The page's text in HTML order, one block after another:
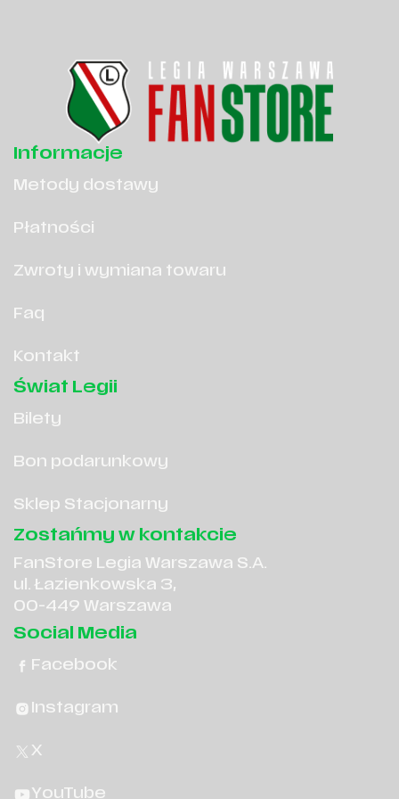
Informacje
Metody dostawy
Płatności
Zwroty i wymiana towaru
Faq
Kontakt
Świat Legii
Bilety
Bon podarunkowy
Sklep Stacjonarny
Zostańmy w kontakcie
FanStore Legia Warszawa S.A.
ul. Łazienkowska 3,
00-449 Warszawa
Social Media
Facebook
Instagram
X
YouTube